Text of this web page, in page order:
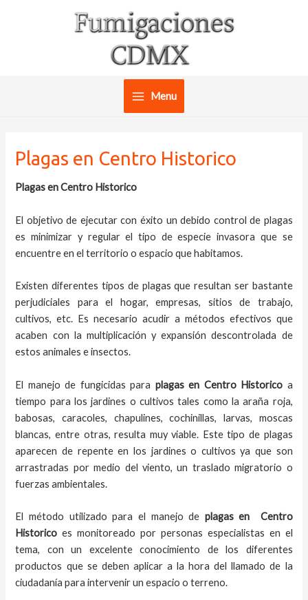
Main
Menu
Plagas en Centro Historico
Plagas en Centro Historico
El objetivo de ejecutar con éxito un debido control de plagas
es minimizar y regular el tipo de especie invasora que se
encuentre en el territorio o espacio que habitamos.
Existen diferentes tipos de plagas que resultan ser bastante
perjudiciales para el hogar, empresas, sitios de trabajo,
cultivos, etc. Es necesario acudir a métodos efectivos que
acaben con la multiplicación y expansión descontrolada de
estos animales e insectos.
El manejo de fungicidas para plagasen Centro Historico a
tiempo para los jardines o cultivos tales como la araña roja,
babosas, caracoles, chapulines, cochinillas, larvas, moscas
blancas, entre otras, resulta muy viable. Este tipo de plagas
aparecen de repente en los jardines o cultivos ya que son
arrastradas por medio del viento, un traslado migratorio o
fuerzas ambientales.
El método utilizado para el manejo de plagas en
Centro
Historico es monitoreado por personas especialistas en el
tema, con un excelente conocimiento de los diferentes
productos que se deben aplicar a la hora del llamado de la
ciudadanía para intervenir un espacio o terreno.